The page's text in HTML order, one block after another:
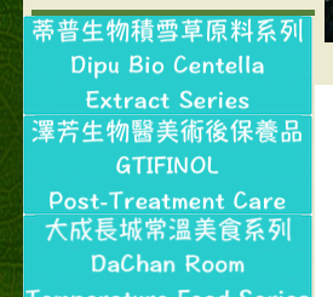
NT$320(RMB￥71.00)